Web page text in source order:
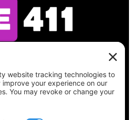
boleta, encuentre su
el estado de su
la información
enVote411.org.